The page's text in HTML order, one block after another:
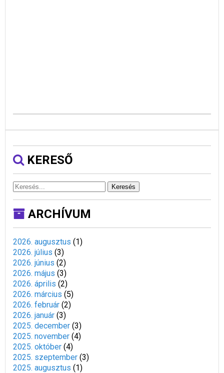
KERESŐ
Keresés
ARCHÍVUM
2026. augusztus (1)
2026. július (3)
2026. június (2)
2026. május (3)
2026. április (2)
2026. március (5)
2026. február (2)
2026. január (3)
2025. december (3)
2025. november (4)
2025. október (4)
2025. szeptember (3)
2025. augusztus (1)